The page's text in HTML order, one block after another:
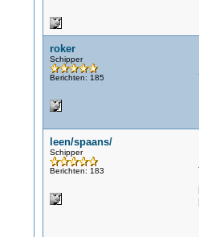
roker
Schipper
Berichten: 185
leen/spaans/
Schipper
Berichten: 183